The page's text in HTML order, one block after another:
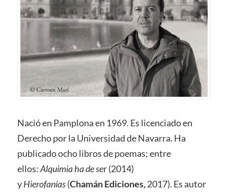
Nació en Pamplona en 1969. Es licenciado en
Derecho por la Universidad de Navarra. Ha
publicado ocho libros de poemas; entre
ellos:Alquimia ha de ser (2014)
yHierofanías(Chamán Ediciones,2017). Es autor